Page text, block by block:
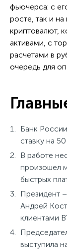
фьючерса: с
росте, так и
криптовалют,
активами, с
расчетами в
очередь для
Банк
ставку на
В работе
произошел
быстрых
Президент
Андрей
клиентами
выступила